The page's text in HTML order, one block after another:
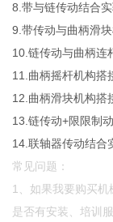
8.带与链传动结合
9.带传动与曲柄滑
10.链传动与曲柄连
11.曲柄摇杆机构搭
12.曲柄滑块机构搭
13.链传动+限限制
14.联轴器传动结合
常见问题：
1、如果我要购买机
是否有安装、培训